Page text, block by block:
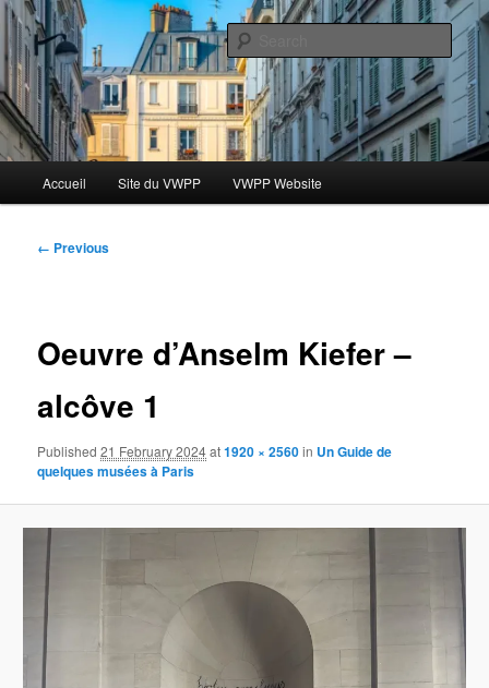
Skip
primary
contentBlog VWPP
Le blog des étudiants du Vassar-Wesleyan Programme à Paris
Accueil Site du VWPP VWPP Website
Image
← Previous
Oeuvre d’Anselm Kiefer –
alcôve 1
Published21 February 2024at1920 × 2560in Un Guide de
quelques musées à Paris